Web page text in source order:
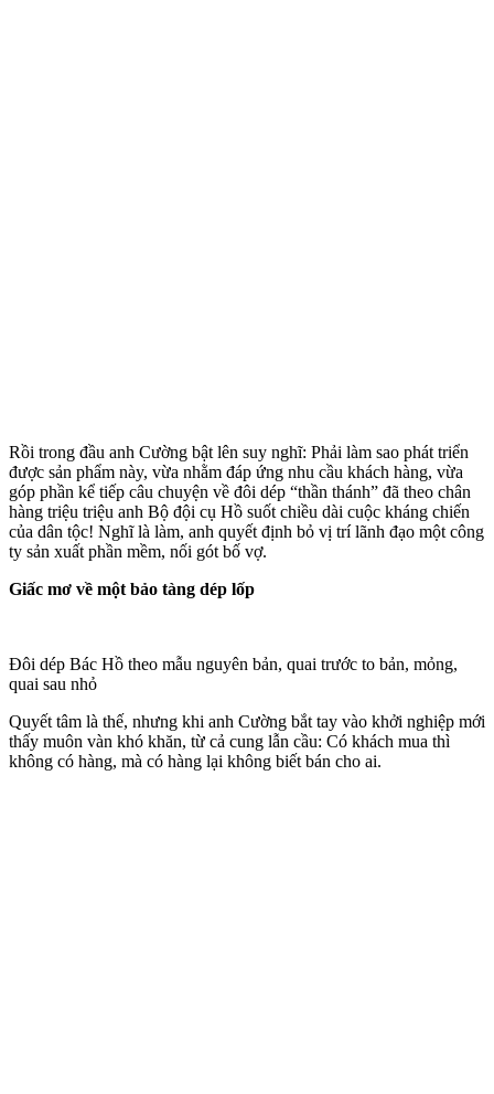
Rồi trong đầu anh Cường bật lên suy nghĩ: Phải làm sao phát triển
được sản phẩm này, vừa nhằm đáp ứng nhu cầu khách hàng, vừa
góp phần kể tiếp câu chuyện về đôi dép “thần thánh” đã theo chân
hàng triệu triệu anh Bộ đội cụ Hồ suốt chiều dài cuộc kháng chiến
của dân tộc! Nghĩ là làm, anh quyết định bỏ vị trí lãnh đạo một công
ty sản xuất phần mềm, nối gót bố vợ.
Giấc mơ về một bảo tàng dép lốp
Đôi dép Bác Hồ theo mẫu nguyên bản, quai trước to bản, mỏng,
quai sau nhỏ
Quyết tâm là thế, nhưng khi anh Cường bắt tay vào khởi nghiệp mới
thấy muôn vàn khó khăn, từ cả cung lẫn cầu: Có khách mua thì
không có hàng, mà có hàng lại không biết bán cho ai.